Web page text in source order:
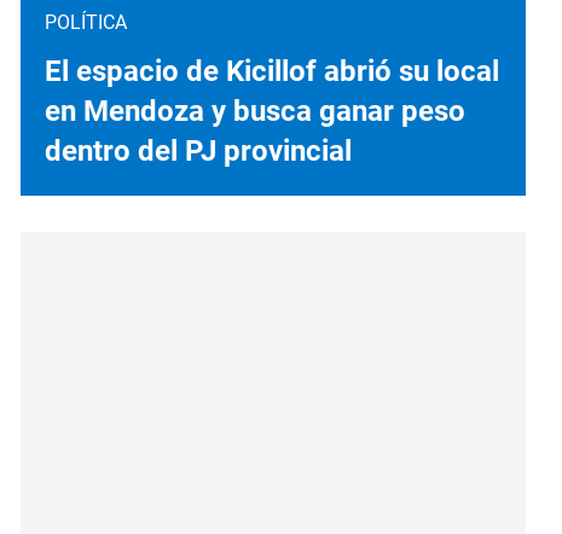
POLÍTICA
El espacio de Kicillof abrió su local
en Mendoza y busca ganar peso
dentro del PJ provincial